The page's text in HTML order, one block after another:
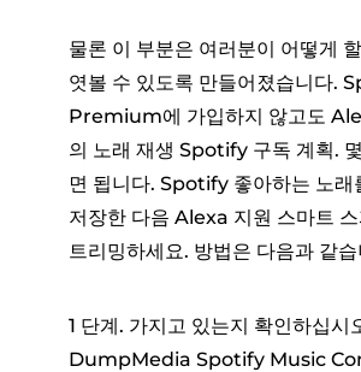
물론 이 부분은 여러분이 어떻게
엿볼 수 있도록 만들어졌습니다.
Premium에 가입하지 않고도
의 노래 재생 Spotify 구독 계획.
면 됩니다. Spotify 좋아하는 노래
저장한 다음 Alexa 지원 스마트
트리밍하세요. 방법은 다음과 같
1 단계. 가지고 있는지 확인하십시
DumpMedia Spotify Music